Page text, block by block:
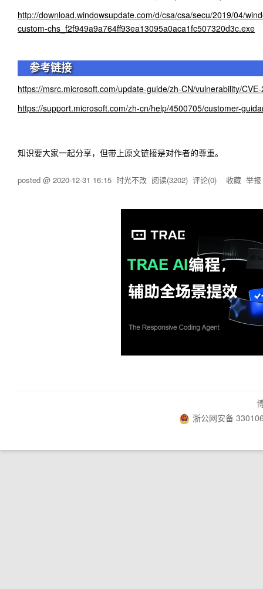
http://download.windowsupdate.com/d/csa/csa/secu/2019/04/
custom-chs_f2f949a9a764ff93ea13095a0aca1fc507320d3c.exe
参考链接
https://msrc.microsoft.com/update-guide/zh-CN/vulnerability/
https://support.microsoft.com/zh-cn/help/4500705/customer-
知识要大家一起分享，但带上原文链接是对作者的尊重。
posted @ 2020-12-31 16:15 时光不改 阅读(3202) 评论(0) 收藏 举报
浙公网安备